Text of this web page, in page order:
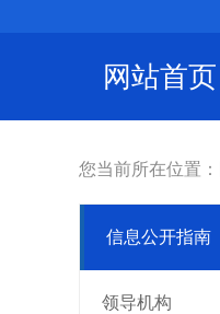
网站首页
您当前所在位置：
信息公开指南
领导机构